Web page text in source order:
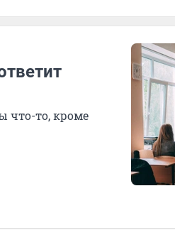
что-то, кроме